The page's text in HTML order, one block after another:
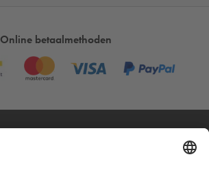
Online betaalmethoden